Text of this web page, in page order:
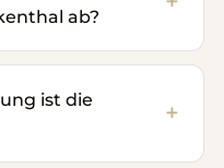
ab?
ist die